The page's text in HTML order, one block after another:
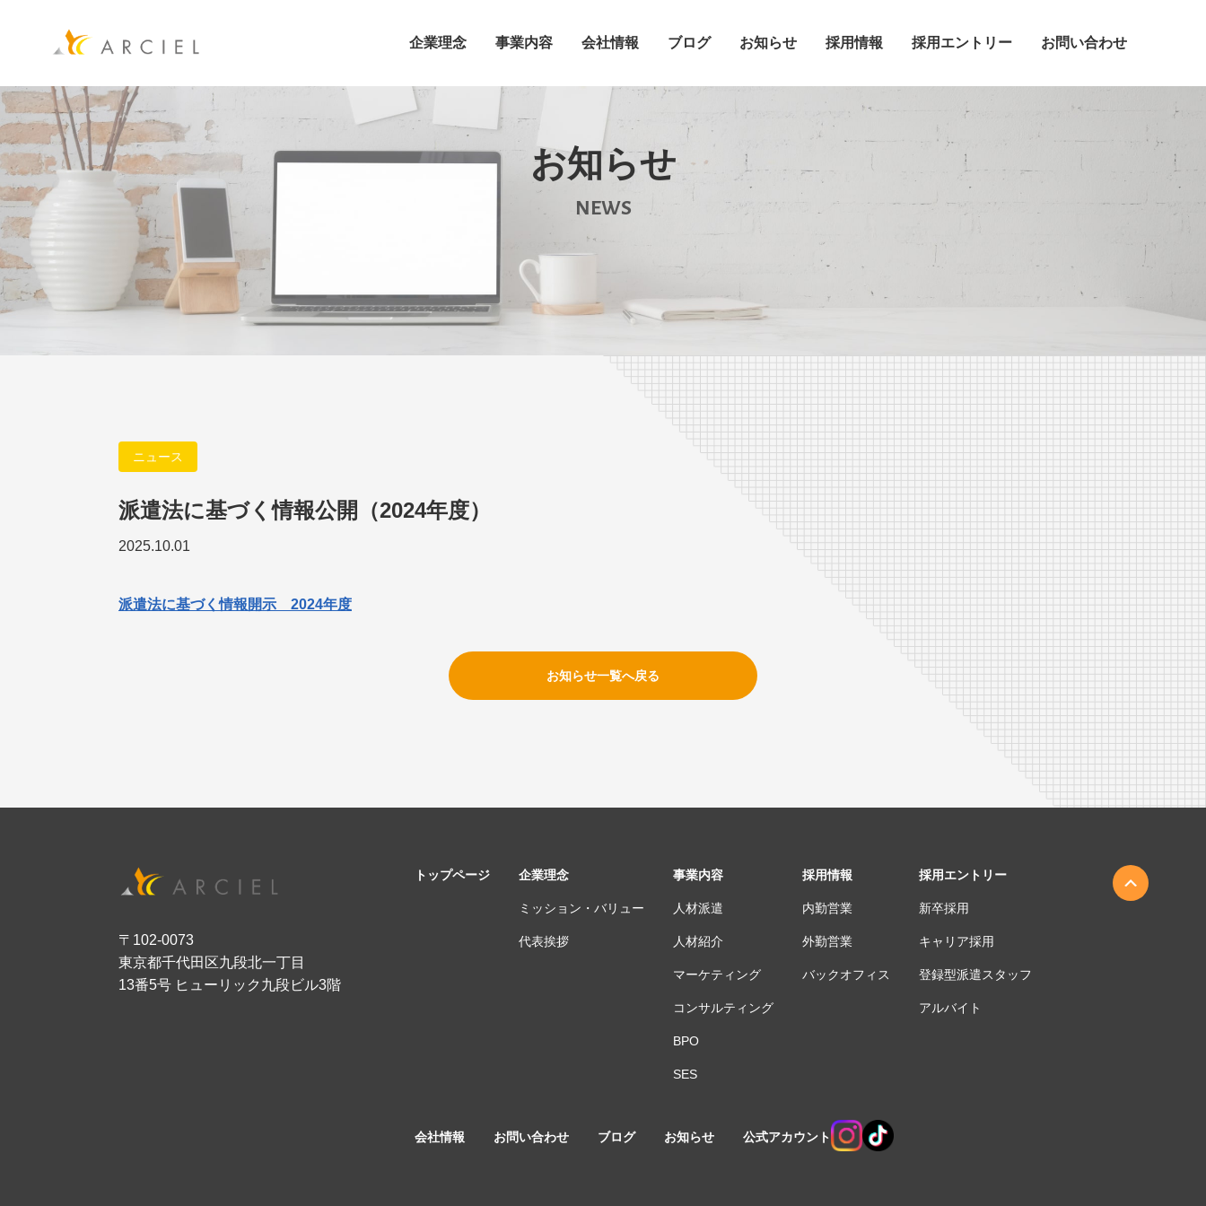
企業理念 事業内容 会社情報 ブログ お知らせ 採用情報 採用エントリー お問い合わせ
お知らせ
NEWS
ニュース
派遣法に基づく情報公開（2024年度）
2025.10.01
派遣法に基づく情報開示 2024年度
お知らせ一覧へ戻る
〒102-0073
東京都千代田区九段北一丁目
13番5号 ヒューリック九段ビル3階
トップページ 企業理念
ミッション・バリュー
代表挨拶
事業内容
人材派遣
人材紹介
マーケティング
コンサルティング
BPO
SES
採用情報
内勤営業
外勤営業
バックオフィス
採用エントリー
新卒採用
キャリア採用
登録型派遣スタッフ
アルバイト
会社情報 お問い合わせ ブログ お知らせ 公式アカウント